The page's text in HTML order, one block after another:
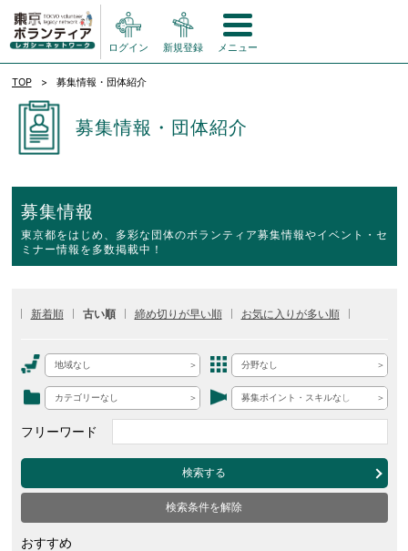
ログイン 新規登録 メニュー
TOP 募集情報・団体紹介
募集情報・団体紹介
募集情報
東京都をはじめ、多彩な団体のボランティア募集情報やイベント・セ
ミナー情報を多数掲載中！
新着順 古い順 締め切りが早い順 お気に入りが多い順
地域なし 分野なし
カテゴリーなし 募集ポイント・スキルなし
フリーワード
検索する
検索条件を解除
おすすめ